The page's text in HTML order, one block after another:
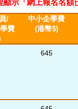
顯示「網上報名名
/
費
中小企學費
(港幣$)
645